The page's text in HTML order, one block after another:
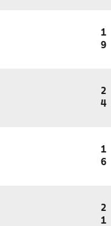
1
9
2
4
1
6
2
1